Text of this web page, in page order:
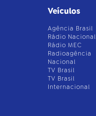
Veículos
Agência Brasil
Rádio Nacional
Rádio MEC
Radioagência
Nacional
TV Brasil
TV Brasil
Internacional